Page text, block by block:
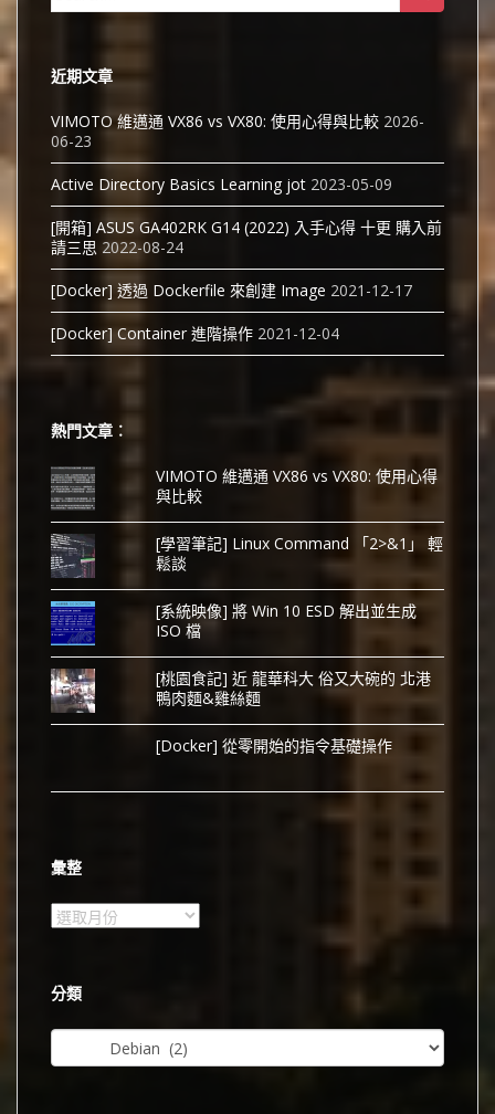
for:
近期文章
VIMOTO 維邁通 VX86 vs VX80: 使用心得與比較 2026-
06-23
Active Directory Basics Learning jot 2023-05-09
[開箱] ASUS GA402RK G14 (2022) 入手心得 十更 購入前
請三思 2022-08-24
[Docker] 透過 Dockerfile 來創建 Image 2021-12-17
[Docker] Container 進階操作 2021-12-04
熱門文章︰
VIMOTO 維邁通 VX86 vs VX80: 使用心得
與比較
[學習筆記] Linux Command 「2>&1」 輕
鬆談
[系統映像] 將 Win 10 ESD 解出並生成
ISO 檔
[桃園食記] 近 龍華科大 俗又大碗的 北港
鴨肉麵&雞絲麵
[Docker] 從零開始的指令基礎操作
彙整
彙
分類
類